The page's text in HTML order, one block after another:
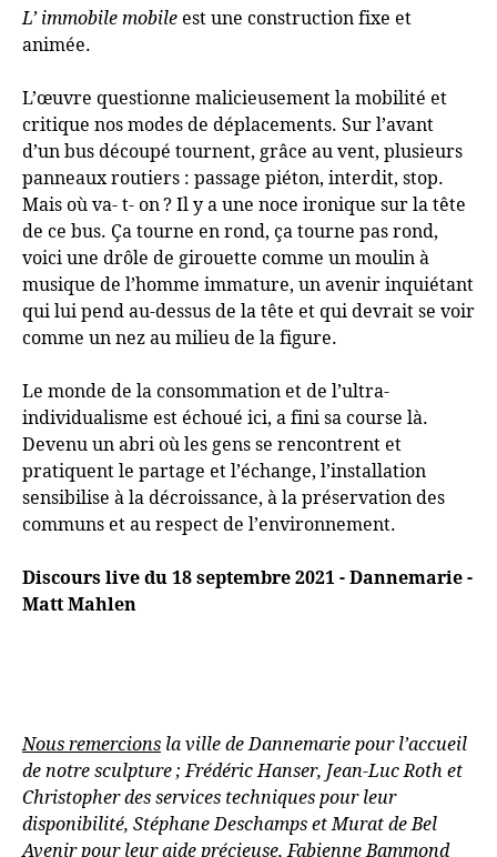
L’ immobile mobile est une construction fixe et
animée.
L’œuvre questionne malicieusement la mobilité et
critique nos modes de déplacements. Sur l’avant
d’un bus découpé tournent, grâce au vent, plusieurs
panneaux routiers : passage piéton, interdit, stop.
Mais où va- t- on? Il y a une noce ironique sur la tête
de ce bus. Ça tourne en rond, ça tourne pas rond,
voici une drôle de girouette comme un moulin à
musique de l’homme immature, un avenir inquiétant
qui lui pend au-dessus de la tête et qui devrait se voir
comme un nez au milieu de la figure.
Le monde de la consommation et de l’ultra-
individualisme est échoué ici, a fini sa course là.
Devenu un abri où les gens se rencontrent et
pratiquent le partage et l’échange, l’installation
sensibilise à la décroissance, à la préservation des
communs et au respect de l’environnement.
Discours live du 18 septembre 2021 - Dannemarie -
Matt Mahlen
Nous remercions la ville de Dannemarie pour l’accueil
de notre sculpture; Frédéric Hanser, Jean-Luc Roth et
Christopher des services techniques pour leur
disponibilité, Stéphane Deschamps et Murat de Bel
Avenir pour leur aide précieuse, Fabienne Bammond